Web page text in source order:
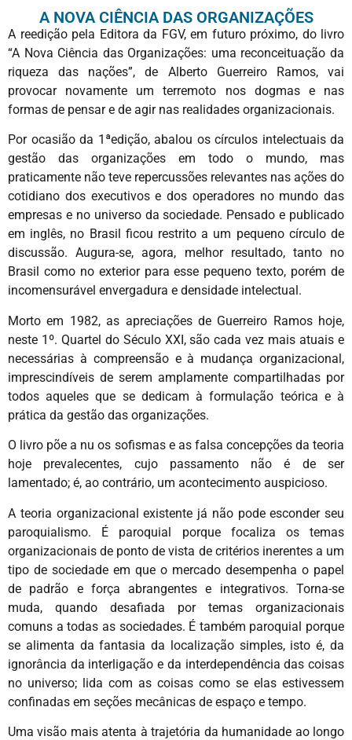
A NOVA CIÊNCIA DAS ORGANIZAÇÕES
A reedição pela Editora da FGV, em futuro próximo, do livro
“A Nova Ciência das Organizações: uma reconceituação da
riqueza das nações”, de Alberto Guerreiro Ramos, vai
provocar novamente um terremoto nos dogmas e nas
formas de pensar e de agir nas realidades organizacionais.
Por ocasião da 1ªedição, abalou os círculos intelectuais da
gestão das organizações em todo o mundo, mas
praticamente não teve repercussões relevantes nas ações do
cotidiano dos executivos e dos operadores no mundo das
empresas e no universo da sociedade. Pensado e publicado
em inglês, no Brasil ficou restrito a um pequeno círculo de
discussão. Augura-se, agora, melhor resultado, tanto no
Brasil como no exterior para esse pequeno texto, porém de
incomensurável envergadura e densidade intelectual.
Morto em 1982, as apreciações de Guerreiro Ramos hoje,
neste 1º. Quartel do Século XXI, são cada vez mais atuais e
necessárias à compreensão e à mudança organizacional,
imprescindíveis de serem amplamente compartilhadas por
todos aqueles que se dedicam à formulação teórica e à
prática da gestão das organizações.
O livro põe a nu os sofismas e as falsa concepções da teoria
hoje prevalecentes, cujo passamento não é de ser
lamentado; é, ao contrário, um acontecimento auspicioso.
A teoria organizacional existente já não pode esconder seu
paroquialismo. É paroquial porque focaliza os temas
organizacionais de ponto de vista de critérios inerentes a um
tipo de sociedade em que o mercado desempenha o papel
de padrão e força abrangentes e integrativos. Torna-se
muda, quando desafiada por temas organizacionais
comuns a todas as sociedades. É também paroquial porque
se alimenta da fantasia da localização simples, isto é, da
ignorância da interligação e da interdependência das coisas
no universo; lida com as coisas como se elas estivessem
confinadas em seções mecânicas de espaço e tempo.
Uma visão mais atenta à trajetória da humanidade ao longo